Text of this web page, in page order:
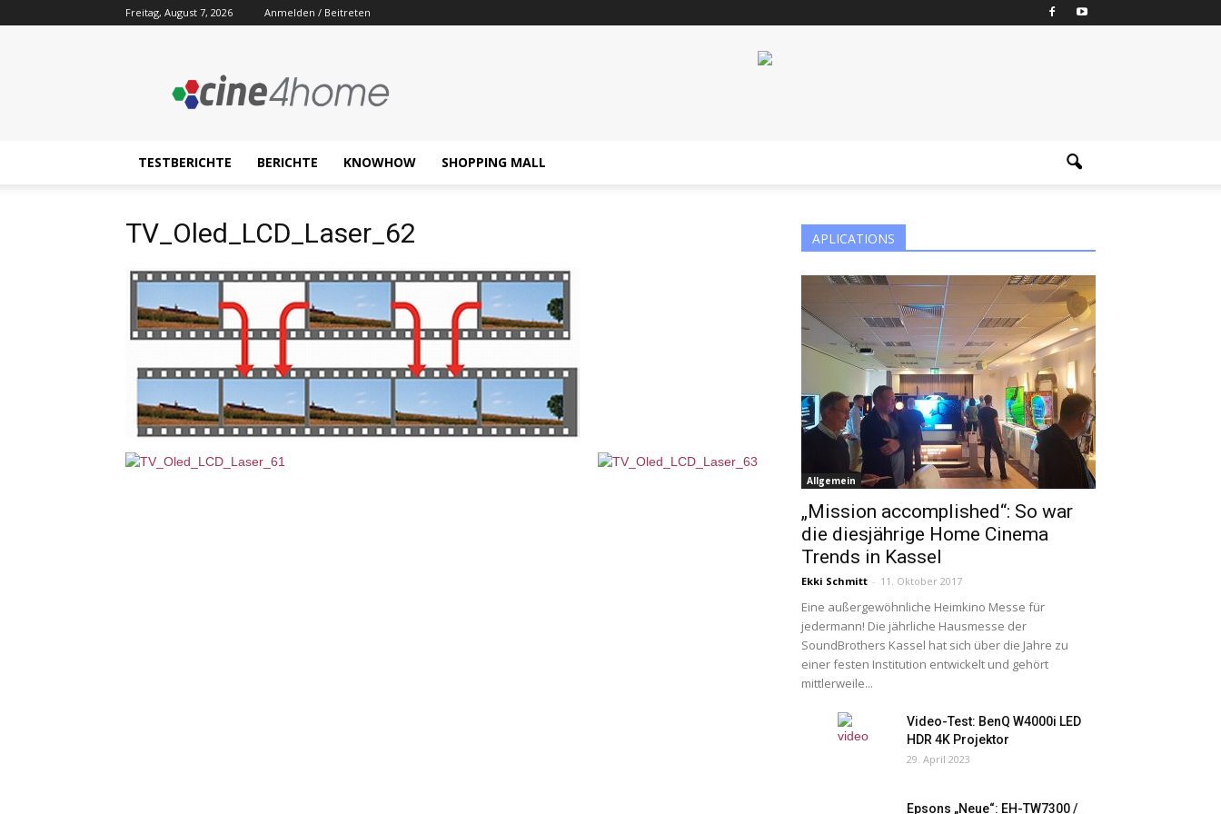
Freitag, August 7, 2026 Anmelden / Beitreten
TESTBERICHTE BERICHTE KNOWHOW SHOPPING MALL
TV_Oled_LCD_Laser_62 APLICATIONS
Allgemein
„Mission accomplished“: So war
die diesjährige Home Cinema
Trends in Kassel
Ekki Schmitt - 11. Oktober 2017
Eine außergewöhnliche Heimkino Messe für
jedermann! Die jährliche Hausmesse der
SoundBrothers Kassel hat sich über die Jahre zu
einer festen Institution entwickelt und gehört
mittlerweile...
Video-Test: BenQ W4000i LED
HDR 4K Projektor
29. April 2023
Epsons „Neue“: EH-TW7300 /